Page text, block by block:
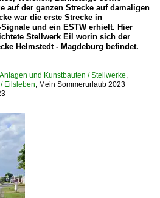
auf der ganzen Strecke auf damaligen
war die erste Strecke in
und ein ESTW erhielt. Hier
Stellwerk Eil worin sich der
Helmstedt - Magdeburg befindet.
und Kunstbauten / Stellwerke,
Eilsleben, Mein Sommerurlaub 2023